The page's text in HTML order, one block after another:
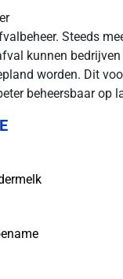
Steeds
kunnen
worden. Dit
beheersbaar op